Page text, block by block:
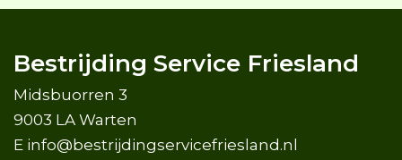
Bestrijding Service Friesland
Midsbuorren 3
9003 LA Warten
E info@bestrijdingservicefriesland.nl